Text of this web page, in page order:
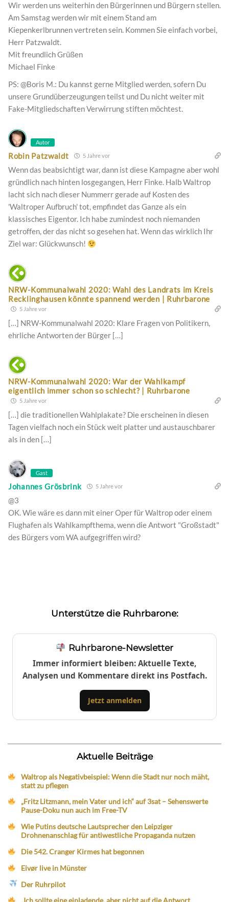
Wir werden uns weiterhin den Bürgerinnen und Bürgern stellen.
Am Samstag werden wir mit einem Stand am
Kiepenkerlbrunnen vertreten sein. Kommen Sie einfach vorbei,
Herr Patzwaldt.
Mit freundlich Grüßen
Michael Finke
PS: @Boris M.: Du kannst gerne Mitglied werden, sofern Du
unsere Grundüberzeugungen teilst und Du nicht weiter mit
Fake-Mitgliedschaften Verwirrung stiften möchtest.
Autor
Robin Patzwaldt 5 Jahre vor
Wenn das beabsichtigt war, dann ist diese Kampagne aber wohl
gründlich nach hinten losgegangen, Herr Finke. Halb Waltrop
lacht sich nach dieser Nummerr gerade auf Kosten des
'Waltroper Aufbruch' tot, empfindet das Ganze als ein
klassisches Eigentor. Ich habe zumindest noch niemanden
getroffen, der das nicht so gesehen hat. Wenn das wirklich Ihr
Ziel war: Glückwunsch!
NRW-Kommunalwahl 2020: Wahl des Landrats im Kreis
Recklinghausen könnte spannend werden | Ruhrbarone
5 Jahre vor
[…] NRW-Kommunalwahl 2020: Klare Fragen von Politikern,
ehrliche Antworten der Bürger […]
NRW-Kommunalwahl 2020: War der Wahlkampf
eigentlich immer schon so schlecht? | Ruhrbarone
5 Jahre vor
[…] die traditionellen Wahlplakate? Die erscheinen in diesen
Tagen vielfach noch ein Stück weit platter und austauschbarer
als in den […]
Gast
Johannes Grösbrink 5 Jahre vor
@3
OK. Wie wäre es dann mit einer Oper für Waltrop oder einem
Flughafen als Wahlkampfthema, wenn die Antwort "Großstadt"
des Bürgers vom WA aufgegriffen wird?
Unterstütze die Ruhrbarone:
Ruhrbarone-Newsletter
Immer informiert bleiben: Aktuelle Texte,
Analysen und Kommentare direkt ins Postfach.
Jetzt anmelden
Aktuelle Beiträge
Waltrop als Negativbeispiel: Wenn die Stadt nur noch mäht,
statt zu pflegen
„Fritz Litzmann, mein Vater und ich“ auf 3sat – Sehenswerte
Pause-Doku nun auch im Free-TV
Wie Putins deutsche Lautsprecher den Leipziger
Drohnenanschlag für antiwestliche Propaganda nutzen
Die 542. Cranger Kirmes hat begonnen
Eivør live in Münster
Der Ruhrpilot